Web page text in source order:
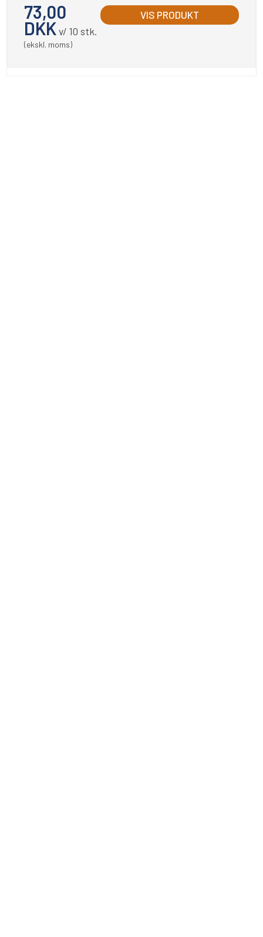
73,00
DKKv/ 10 stk.
(ekskl. moms)
VIS PRODUKT